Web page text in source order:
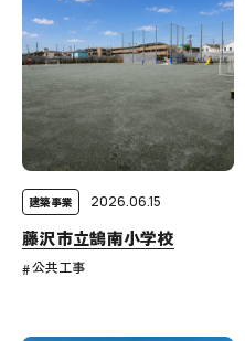
建築事業 2026.06.15
藤沢市立鵠南小学校
公共工事